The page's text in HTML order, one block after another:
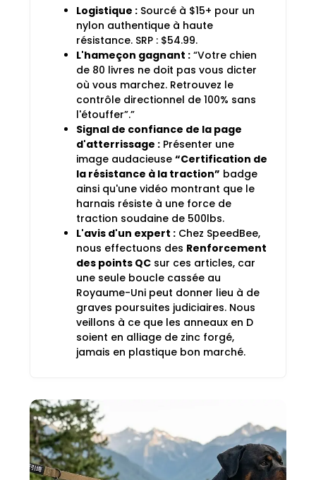
Logistique : Sourcé à $15+ pour un
nylon authentique à haute
résistance. SRP : $54.99.
L'hameçon gagnant : “Votre chien
de 80 livres ne doit pas vous dicter
où vous marchez. Retrouvez le
contrôle directionnel de 100% sans
l'étouffer”.”
Signal de confiance de la page
d'atterrissage : Présenter une
image audacieuse“Certification de
la résistance à la traction” badge
ainsi qu'une vidéo montrant que le
harnais résiste à une force de
traction soudaine de 500lbs.
L'avis d'un expert : Chez SpeedBee,
nous effectuons des Renforcement
des points QC sur ces articles, car
une seule boucle cassée au
Royaume-Uni peut donner lieu à de
graves poursuites judiciaires. Nous
veillons à ce que les anneaux en D
soient en alliage de zinc forgé,
jamais en plastique bon marché.